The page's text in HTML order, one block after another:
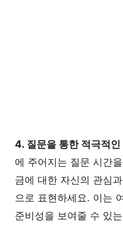
4. 질문을 통한 적극적인
에 주어지는 질문 시간
금에 대한 자신의 관심
으로 표현하세요. 이는
준비성을 보여줄 수 있